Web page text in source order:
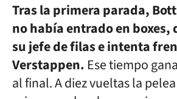
Tras la primera parada,
no había entrado en boxes,
su jefe de filas e intenta
Verstappen. Ese tiempo
al final. A diez vueltas la